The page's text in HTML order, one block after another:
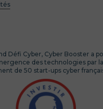
Défi Cyber, Cyber Booster a
des technologies par
de 50 start-ups cyber